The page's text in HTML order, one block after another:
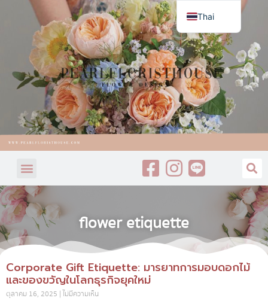
flower etiquette
Corporate Gift Etiquette: มารยาทการมอบดอกไม้
และของขวัญในโลกธุรกิจยุคใหม่
ตุลาคม 16, 2025 ไม่มีความเห็น
Thai
English